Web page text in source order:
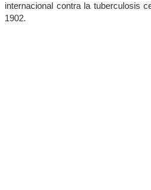
internacional contra la tuberculosis
1902.